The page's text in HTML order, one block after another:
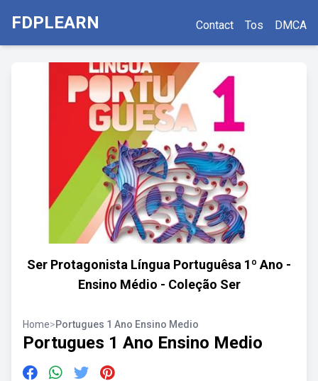
FDPLEARN Contact Tos DMCA
Ser Protagonista Língua Portuguêsa 1º Ano -
Ensino Médio - Coleção Ser
Home>Portugues 1 Ano Ensino Medio
Portugues 1 Ano Ensino Medio